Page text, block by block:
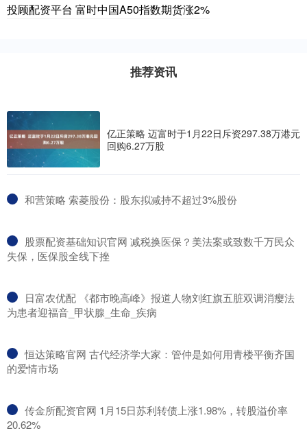
投顾配资平台 富时中国A50指数期货涨2%
推荐资讯
亿正策略 迈富时于1月22日斥资297.38万港元
回购6.27万股
​和营策略 索菱股份：股东拟减持不超过3%股份
​股票配资基础知识官网 减税换医保？美法案或致数千万民众
失保，医保股全线下挫
​日富农优配 《都市晚高峰》报道人物刘红旗五脏双调消瘿法
为患者迎福音_甲状腺_生命_疾病
​恒达策略官网 古代经济学大家：管仲是如何用青楼平衡齐国
的爱情市场
​传金所配资官网 1月15日苏利转债上涨1.98%，转股溢价率
20.62%